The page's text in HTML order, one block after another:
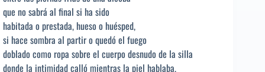
que no sabrá al final si ha sido
habitada o prestada, hueso o huésped,
si hace sombra al partir o quedó el fuego
doblado como ropa sobre el cuerpo desnudo de la silla
donde la intimidad calló mientras la piel hablaba,